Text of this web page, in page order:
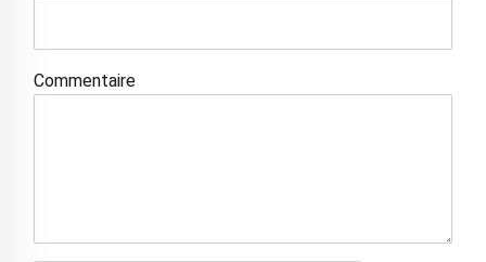
Commentaire